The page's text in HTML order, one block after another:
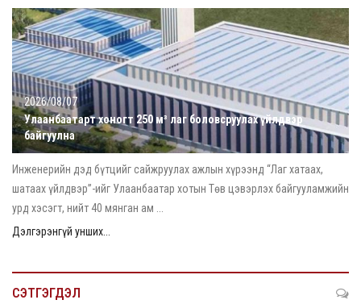
2026/08/07
Улаанбаатарт хоногт 250 м³ лаг боловсруулах үйлдвэр
байгуулна
Инженерийн дэд бүтцийг сайжруулах ажлын хүрээнд “Лаг хатаах,
шатаах үйлдвэр”-ийг Улаанбаатар хотын Төв цэвэрлэх байгууламжийн
урд хэсэгт, нийт 40 мянган ам ...
Дэлгэрэнгүй унших...
СЭТГЭГДЭЛ